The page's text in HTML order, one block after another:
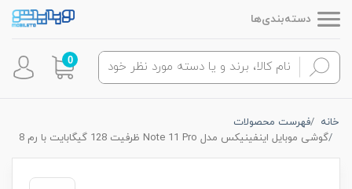
دسته‌بندی‌ها
0
خانه
فهرست محصولات
گوشی موبایل اینفینیکس مدل Note 11 Pro ظرفیت 128 گیگابایت با رم 8